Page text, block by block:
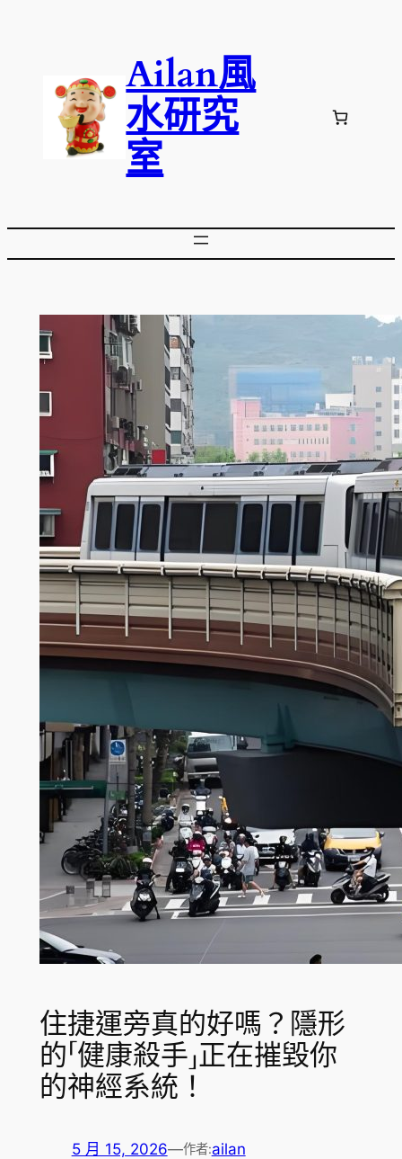
Ailan風
水研究
室
住捷運旁真的好嗎？隱形
的「健康殺手」正在摧毀你
的神經系統！
5 月 15, 2026—作者:ailan